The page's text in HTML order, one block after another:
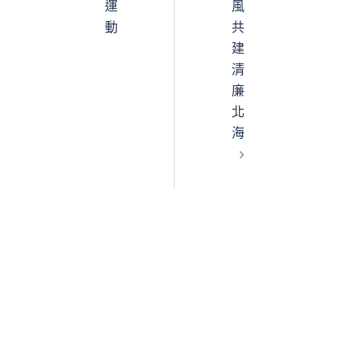
運
動
風
共
建
清
廉
北
海